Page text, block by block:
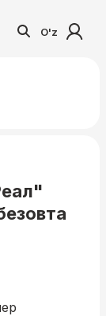
O'z